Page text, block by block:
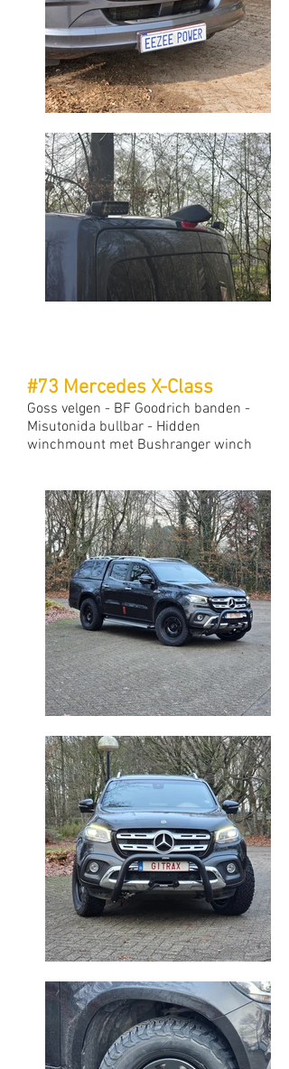
#73 Mercedes X-Class
Goss velgen - BF Goodrich banden -
Misutonida bullbar - Hidden
winchmount met Bushranger winch